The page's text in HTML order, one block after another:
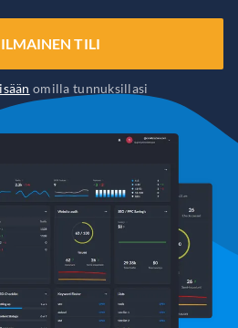
TILI
omilla tunnuksillasi